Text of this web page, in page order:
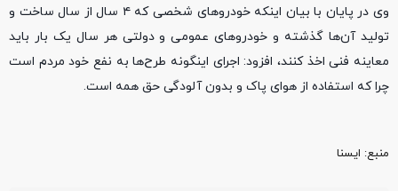
وی در پایان با بیان اینکه خودروهای شخصی که ۴ سال از سال ساخت و
تولید آن‌ها گذشته و خودروهای عمومی و دولتی هر سال یک بار باید
معاینه فنی اخذ کنند، افزود: اجرای اینگونه طرح‌ها به نفع خود مردم است
چرا که استفاده از هوای پاک و بدون آلودگی حق همه است.
منبع‌: ایسنا